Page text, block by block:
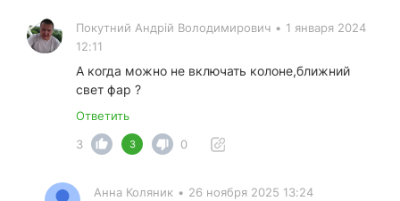
Покутний Андрiй Володимирович • 1 января 2024
12:11
А когда можно не включать колоне,ближний
свет фар ?
Ответить
3
3 0
Анна Коляник • 26 ноября 2025 13:24